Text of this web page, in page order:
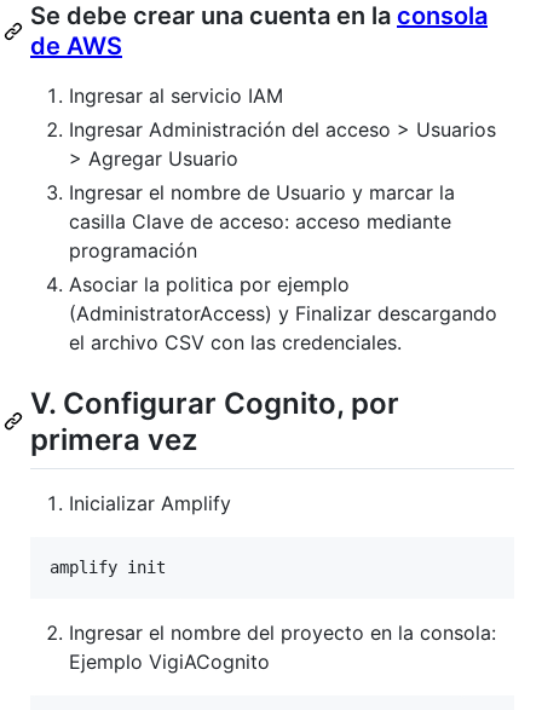
Se debe crear una cuenta en la consola
de AWS
Ingresar al servicio IAM
Ingresar Administración del acceso > Usuarios
> Agregar Usuario
Ingresar el nombre de Usuario y marcar la
casilla Clave de acceso: acceso mediante
programación
Asociar la politica por ejemplo
(AdministratorAccess) y Finalizar descargando
el archivo CSV con las credenciales.
V. Configurar Cognito, por
primera vez
Inicializar Amplify
amplify init
Ingresar el nombre del proyecto en la consola:
Ejemplo VigiACognito